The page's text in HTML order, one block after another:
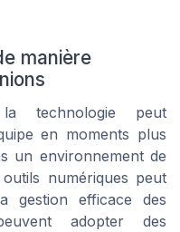
manière
technologie peut
en moments plus
un environnement de
numériques peut
gestion efficace des
adopter des